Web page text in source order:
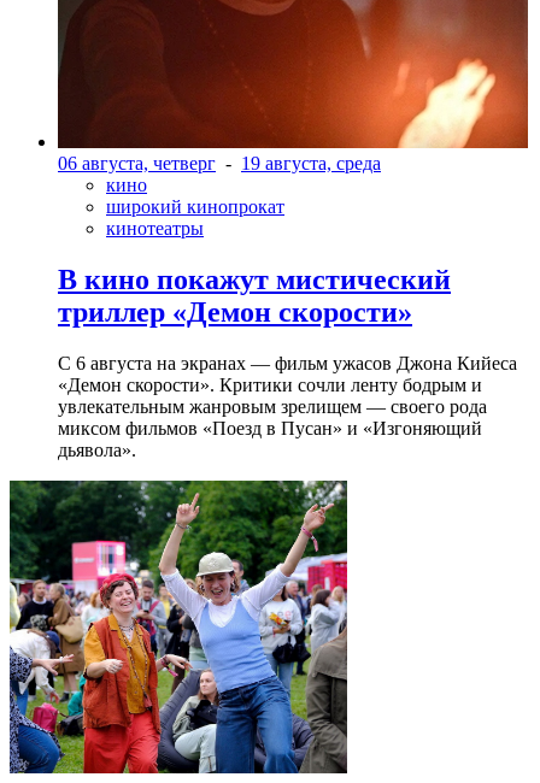
06 августа, четверг - 19 августа, среда
кино
широкий кинопрокат
кинотеатры
В кино покажут мистический
триллер «Демон скорости»
С 6 августа на экранах — фильм ужасов Джона Кийеса
«Демон скорости». Критики сочли ленту бодрым и
увлекательным жанровым зрелищeм — своего рода
миксом фильмов «Поезд в Пусан» и «Изгоняющий
дьявола».